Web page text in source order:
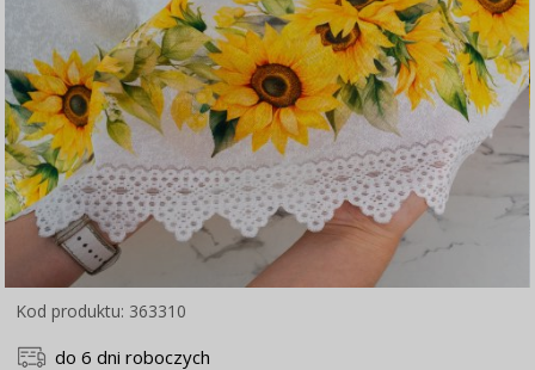
Kod produktu: 363310
do 6 dni roboczych